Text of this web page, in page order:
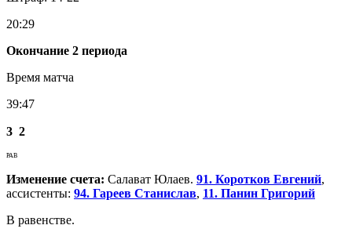
20:29
Окончание 2 периода
Время матча
39:47
3 2
РАВ
Изменение счета: Салават Юлаев. 91. Коротков Евгений,
ассистенты: 94. Гареев Станислав, 11. Панин Григорий
В равенстве.